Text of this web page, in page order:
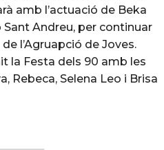
amb l’actuació de Beka
Andreu, per continuar
l’Agruapció de Joves.
la Festa dels 90 amb les
Rebeca, Selena Leo i Brisa